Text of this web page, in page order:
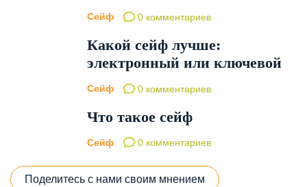
Сейф 0 комментариев
Какой сейф лучше:
электронный или ключевой
Сейф 0 комментариев
Что такое сейф
Сейф 0 комментариев
Поделитесь с нами своим мнением